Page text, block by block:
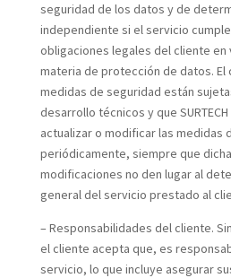
seguridad de los datos y de
independiente si el servicio
obligaciones legales del cliente en
materia de protección de datos. El
medidas de seguridad están
desarrollo técnicos y que SURTECH
actualizar o modificar las medidas
periódicamente, siempre que
modificaciones no den lugar al
general del servicio prestado al
– Responsabilidades del cliente.
el cliente acepta que, es
servicio, lo que incluye asegurar